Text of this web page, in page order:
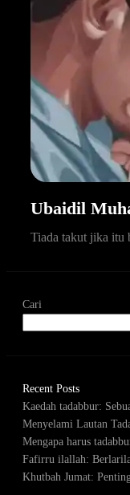
Ubaidil
Tiada takut jika itu
Cari
Recent Posts
Kaedah tadabbur:
Menyelami Lautan
Mengapa harus
Fafirru ilallah:
Khutbah Jumat: